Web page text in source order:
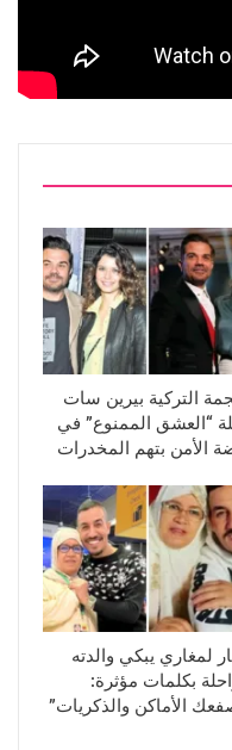
التركية بيرين سات
“العشق الممنوع” في
الأمن بتهم المخدرات
لمغاري يبكي والدته
بكلمات مؤثرة:
الأماكن والذكريات”